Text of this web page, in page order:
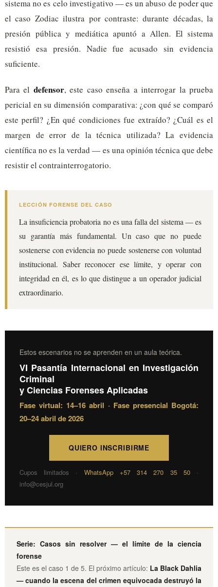
sistema no es celo investigativo — es un abuso de poder que
el caso Zodiac ilustra por contraste: durante décadas, la
presión pública y mediática apuntó a Allen. El sistema
resistió esa presión. Nadie fue acusado sin evidencia
suficiente.
Para el defensor, este caso enseña a interrogar la prueba
pericial en su dimensión comparativa: ¿con qué se comparó
este perfil? ¿En qué condiciones fue extraído? ¿Cuál es el
margen de error de la técnica utilizada? La evidencia
científica no es la verdad — es una opinión técnica que debe
resistir el contrainterrogatorio.
LECCIÓN FORENSE DEL CASO
La insuficiencia probatoria no es una falla del sistema — es
su garantía más fundamental. Un caso que no puede
sostenerse con evidencia no puede sostenerse con voluntad
institucional. Saber reconocer ese límite, y operar con
integridad en él, es lo que distingue a un operador judicial
extraordinario.
Estos escenarios no se aprenden en un aula teórica.
VI Pasantía Internacional en Investigación
Criminal
y Ciencias Forenses Aplicadas
Fase virtual: 14–16 abril · Fase presencial Bogotá:
20–24 abril de 2026
QUIERO INSCRIBIRME
Cupos limitados · WhatsApp +57 314 270 35 50·
info@cesjul.org
Serie: Casos sin resolver — el límite de la ciencia
forense
Este es el caso 1 de 5. El próximo artículo: La Black Dahlia
— cuando la escena del crimen equivocada destruyó la